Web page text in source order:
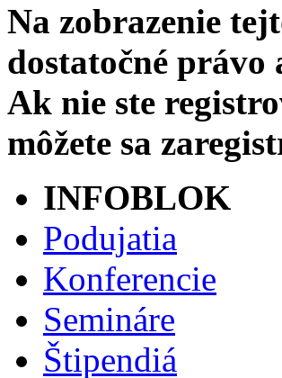
Na zobrazenie
dostatočné právo
Ak nie ste
môžete sa
INFOBLOK
Podujatia
Konferencie
Semináre
Štipendiá